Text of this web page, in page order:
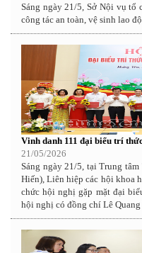
Sáng ngày 21/5, Sở Nội vụ tổ
công tác an toàn, vệ sinh lao
Vinh danh 111 đại biểu trí
21/05/2026
Sáng ngày 21/5, tại Trung
Hiến), Liên hiệp các hội khoa
chức hội nghị gặp mặt đại
hội nghị có đồng chí Lê